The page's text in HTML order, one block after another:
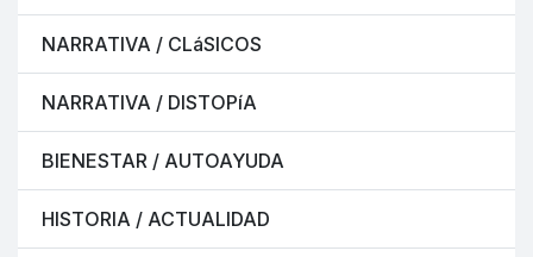
NARRATIVA / CLáSICOS
NARRATIVA / DISTOPíA
BIENESTAR / AUTOAYUDA
HISTORIA / ACTUALIDAD